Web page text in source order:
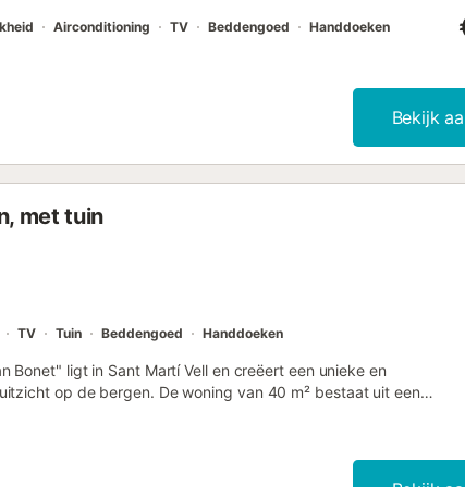
Airconditioning TV Beddengoed Handdoeken
Bekijk
met tuin
TV Tuin Beddengoed Handdoeken
Bonet" ligt in Sant Martí Vell en creëert een unieke en
op de bergen. De woning van 40 m² bestaat uit een
speed Wi-Fi (geschikt voor videogesprekken), een tv,
koffiezetapparaat. Bovendien is er een open haard op
worden verstrekt. Je privé buitenruimte bestaat uit een